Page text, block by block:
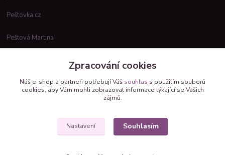
Peštovka.cz
Peštová Martina
Upravit sběr cookies.
Zpracování cookies
Náš e-shop a partneři potřebují Váš souhlas s použitím souborů
cookies, aby Vám mohli zobrazovat informace týkající se Vašich
zájmů.
Nastavení Souhlasím